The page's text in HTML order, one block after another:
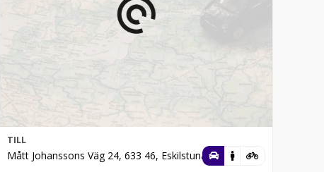
TILL
Mått Johanssons Väg 24, 633 46, Eskilstuna